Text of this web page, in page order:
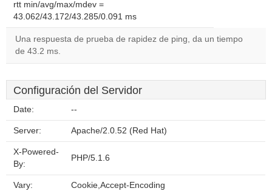
rtt min/avg/max/mdev =
43.062/43.172/43.285/0.091 ms
Una respuesta de prueba de rapidez de ping, da un tiempo
de 43.2 ms.
Configuración del Servidor
Date: --
Server: Apache/2.0.52 (Red Hat)
X-Powered-
By:
PHP/5.1.6
Vary: Cookie,Accept-Encoding